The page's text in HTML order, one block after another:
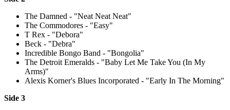
The Damned - "Neat Neat Neat"
The Commodores - "Easy"
T Rex - "Debora"
Beck - "Debra"
Incredible Bongo Band - "Bongolia"
The Detroit Emeralds - "Baby Let Me Take You (In My
Arms)"
Alexis Korner's Blues Incorporated - "Early In The Morning"
Side 3